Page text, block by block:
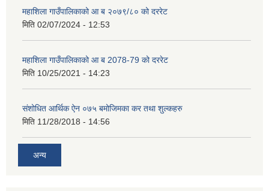
महाशिला गाउँपालिकाको आ ब २०७९/८० को दररेट
मिति 02/07/2024 - 12:53
महाशिला गाउँपालिकाको आ ब 2078-79 को दररेट
मिति 10/25/2021 - 14:23
संशोधित आर्थिक ऐन ०७५ बमोजिमका कर तथा शुल्कहरु
मिति 11/28/2018 - 14:56
अन्य